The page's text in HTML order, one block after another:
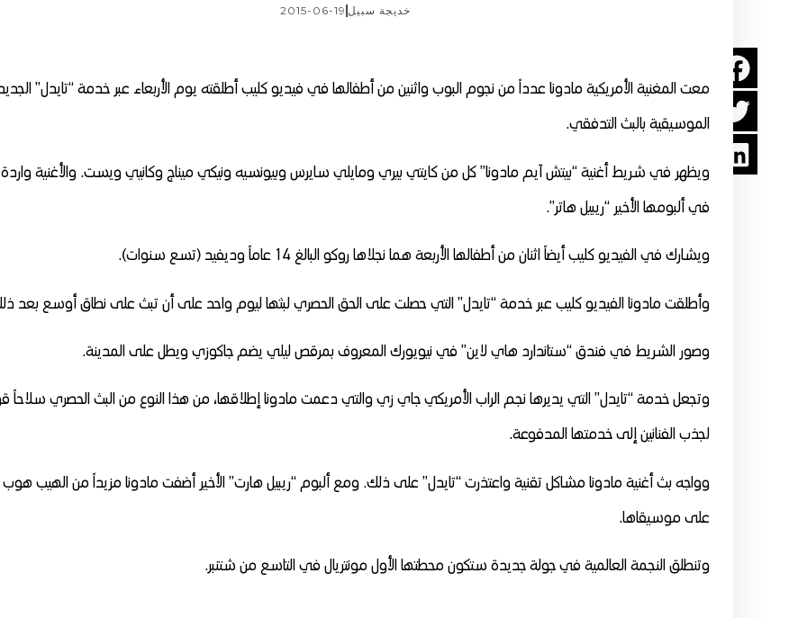
خديجة سبيل 2015-06-19
معت المغنية الأمريكية مادونا عدداً من نجوم البوب واثنين من أطفالها في فيديو كليب أطلقته يوم الأربعاء عبر خدمة “تايدل”
الموسيقية بالبث التدفقي.
ويظهر في شريط أغنية “بيتش آيم مادونا” كل من كايتي بيري ومايلي سايرس وبيونسيه ونيكي ميناج وكانيي ويست. والأغنية واردة
في ألبومها الأخير “ريبيل هاتر”.
ويشارك في الفيديو كليب أيضاً اثنان من أطفالها الأربعة هما نجلاها روكو البالغ 14 عاماً وديفيد (تسع سنوات).
وأطلقت مادونا الفيديو كليب عبر خدمة “تايدل” التي حصلت على الحق الحصري لبثها ليوم واحد على أن تبث على نطاق أوسع بعد
وصور الشريط في فندق “ستاندارد هاي لاين” في نيويورك المعروف بمرقص ليلي يضم جاكوزي ويطل على المدينة.
وتجعل خدمة “تايدل” التي يديرها نجم الراب الأمريكي جاي زي والتي دعمت مادونا إطلاقها، من هذا النوع من البث الحصري سلاحاً
لجذب الفنانين إلى خدمتها المدفوعة.
وواجه بث أغنية مادونا مشاكل تقنية واعتذرت “تايدل” على ذلك. ومع ألبوم “ريبيل هارت” الأخير أضفت مادونا مزيداً من الهيب هوب
على موسيقاها.
وتنطلق النجمة العالمية في جولة جديدة ستكون محطتها الأول مونتريال في التاسع من شتنبر.